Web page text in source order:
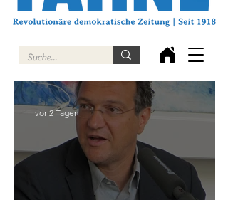
vor 2 Tagen